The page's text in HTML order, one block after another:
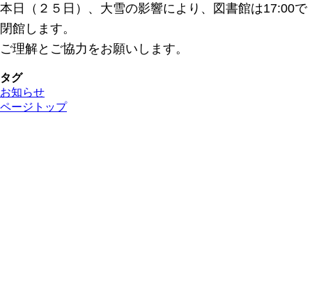
本日（２５日）、大雪の影響により、図書館は17:00で
閉館します。
ご理解とご協力をお願いします。
タグ
お知らせ
ページトップ